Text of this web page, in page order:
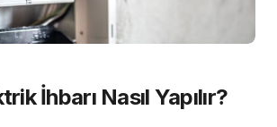
İhbarı Nasıl Yapılır?